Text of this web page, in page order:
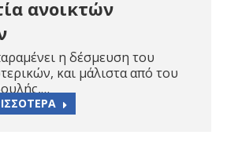
ανοικτών
η δέσμευση του
και μάλιστα από του